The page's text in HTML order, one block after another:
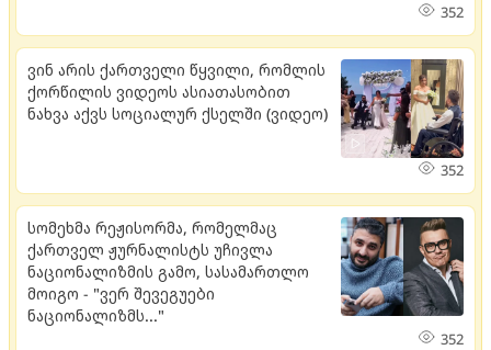
352
ვინ არის ქართველი წყვილი, რომლის
ქორწილის ვიდეოს ასიათასობით
ნახვა აქვს სოციალურ ქსელში (ვიდეო)
352
სომეხმა რეჟისორმა, რომელმაც
ქართველ ჟურნალისტს უჩივლა
ნაციონალიზმის გამო, სასამართლო
მოიგო - "ვერ შევეგუები
ნაციონალიზმს..."
352